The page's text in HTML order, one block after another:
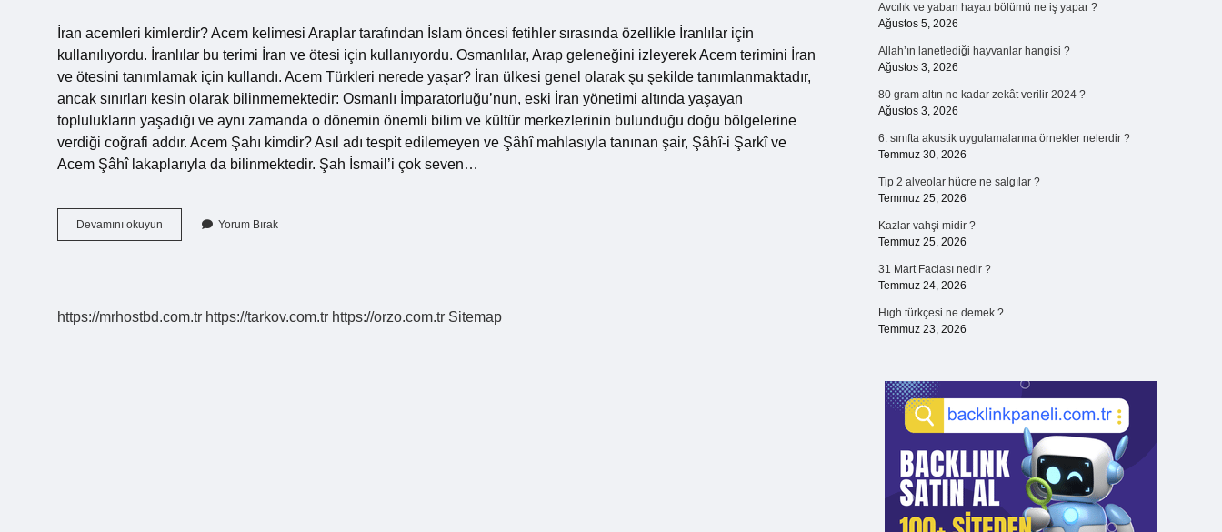
İran acemleri kimlerdir? Acem kelimesi Araplar tarafından İslam öncesi fetihler sırasında özellikle İranlılar için
kullanılıyordu. İranlılar bu terimi İran ve ötesi için kullanıyordu. Osmanlılar, Arap geleneğini izleyerek Acem terimini İran
ve ötesini tanımlamak için kullandı. Acem Türkleri nerede yaşar? İran ülkesi genel olarak şu şekilde tanımlanmaktadır,
ancak sınırları kesin olarak bilinmemektedir: Osmanlı İmparatorluğu’nun, eski İran yönetimi altında yaşayan
toplulukların yaşadığı ve aynı zamanda o dönemin önemli bilim ve kültür merkezlerinin bulunduğu doğu bölgelerine
verdiği coğrafi addır. Acem Şahı kimdir? Asıl adı tespit edilemeyen ve Şâhî mahlasıyla tanınan şair, Şâhî-i Şarkî ve
Acem Şâhî lakaplarıyla da bilinmektedir. Şah İsmail’i çok seven…
Devamını okuyun
Acemler
Yorum Bırak
https://mrhostbd.com.tr https://tarkov.com.tr https://orzo.com.tr Sitemap
Avcılık ve yaban hayatı bölümü ne iş yapar ?
Ağustos 5, 2026
Allah’ın lanetlediği hayvanlar hangisi ?
Ağustos 3, 2026
80 gram altın ne kadar zekât verilir 2024 ?
Ağustos 3, 2026
6. sınıfta akustik uygulamalarına örnekler nelerdir ?
Temmuz 30, 2026
Tip 2 alveolar hücre ne salgılar ?
Temmuz 25, 2026
Kazlar vahşi midir ?
Temmuz 25, 2026
31 Mart Faciası nedir ?
Temmuz 24, 2026
Hıgh türkçesi ne demek ?
Temmuz 23, 2026